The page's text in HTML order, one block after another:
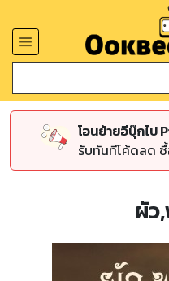
โอนย้ายอีบุ๊กไป
รับทันทีโค้ดลด ซื้
ผัว